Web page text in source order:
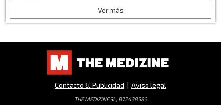
Ver más
Contacto & Publicidad | Aviso legal
THE MEDIZINE SL, B72438583